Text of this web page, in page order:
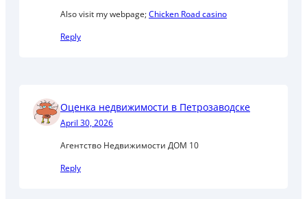
Also visit my webpage;Chicken Road casino
Reply
Оценка недвижимости в Петрозаводске
April 30, 2026
Агентство Недвижимости ДОМ 10
Reply